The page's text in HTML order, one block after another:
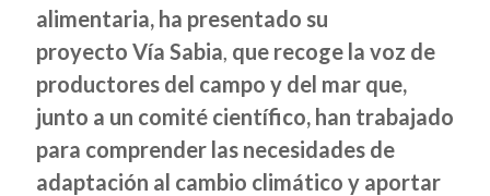
alimentaria, ha presentado su
proyecto Vía Sabia, que recoge la voz de
productores del campo y del mar que,
junto a un comité científico, han trabajado
para comprender las necesidades de
adaptación al cambio climático y aportar